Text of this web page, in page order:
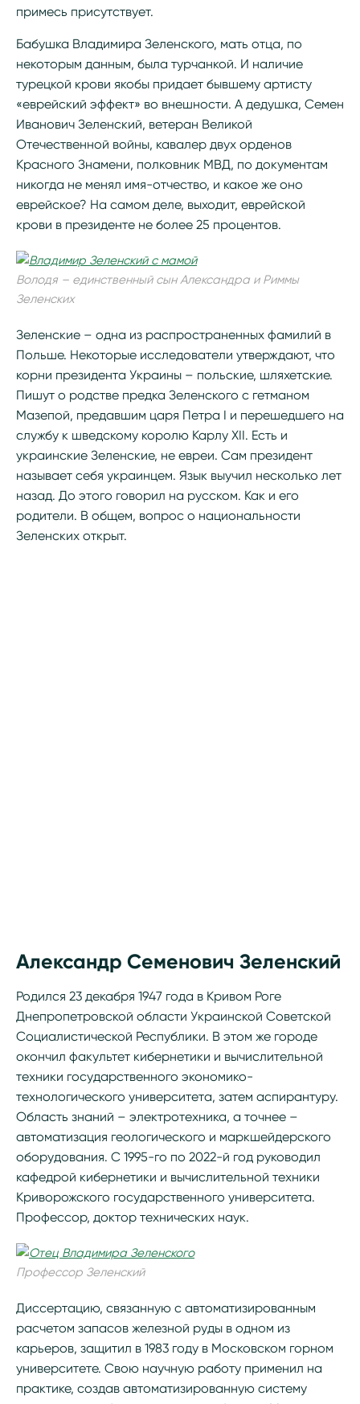
примесь присутствует.
Бабушка Владимира Зеленского, мать отца, по
некоторым данным, была турчанкой. И наличие
турецкой крови якобы придает бывшему артисту
«еврейский эффект» во внешности. А дедушка, Семен
Иванович Зеленский, ветеран Великой
Отечественной войны, кавалер двух орденов
Красного Знамени, полковник МВД, по документам
никогда не менял имя-отчество, и какое же оно
еврейское? На самом деле, выходит, еврейской
крови в президенте не более 25 процентов.
Володя – единственный сын Александра и Риммы
Зеленских
Зеленские – одна из распространенных фамилий в
Польше. Некоторые исследователи утверждают, что
корни президента Украины – польские, шляхетские.
Пишут о родстве предка Зеленского с гетманом
Мазепой, предавшим царя Петра I и перешедшего на
службу к шведскому королю Карлу XII. Есть и
украинские Зеленские, не евреи. Сам президент
называет себя украинцем. Язык выучил несколько лет
назад. До этого говорил на русском. Как и его
родители. В общем, вопрос о национальности
Зеленских открыт.
Александр Семенович Зеленский
Родился 23 декабря 1947 года в Кривом Роге
Днепропетровской области Украинской Советской
Социалистической Республики. В этом же городе
окончил факультет кибернетики и вычислительной
техники государственного экономико-
технологического университета, затем аспирантуру.
Область знаний – электротехника, а точнее –
автоматизация геологического и маркшейдерского
оборудования. С 1995-го по 2022-й год руководил
кафедрой кибернетики и вычислительной техники
Криворожского государственного университета.
Профессор, доктор технических наук.
Профессор Зеленский
Диссертацию, связанную с автоматизированным
расчетом запасов железной руды в одном из
карьеров, защитил в 1983 году в Московском горном
университете. Свою научную работу применил на
практике, создав автоматизированную систему